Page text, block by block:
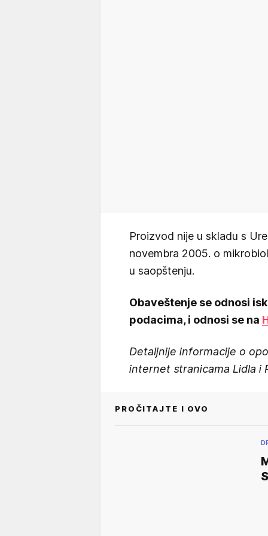
Proizvod nije u skladu s
novembra 2005. o
u saopštenju.
Obaveštenje se odnosi
podacima, i odnosi se na
Detaljnije informacije o
internet stranicama Lidla i
PROČITAJTE I OVO